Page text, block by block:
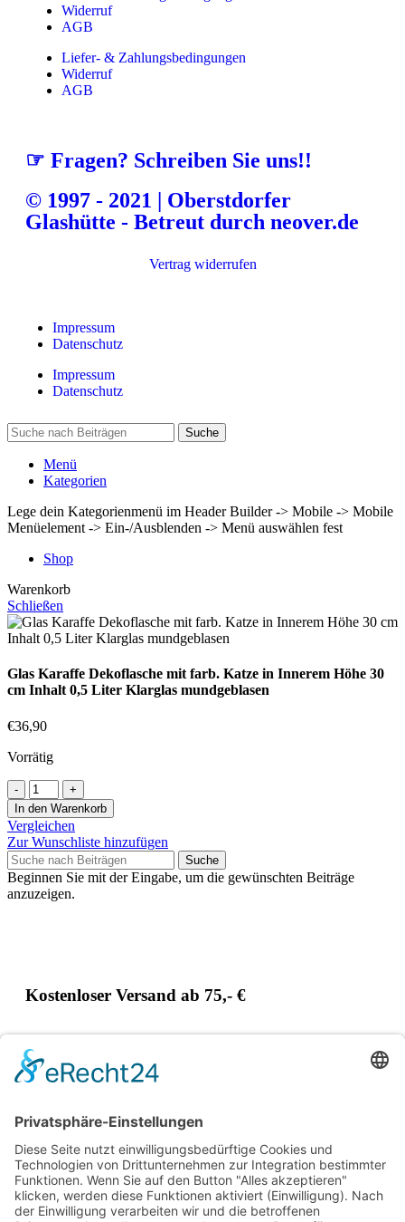
Widerruf
AGB
Liefer- & Zahlungsbedingungen
Widerruf
AGB
☞ Fragen? Schreiben Sie uns!!
© 1997 - 2021 | Oberstdorfer
Glashütte - Betreut durch neover.de
Vertrag widerrufen
Impressum
Datenschutz
Impressum
Datenschutz
Suche
Menü
Kategorien
Lege dein Kategorienmenü im Header Builder -> Mobile -> Mobile
Menüelement -> Ein-/Ausblenden -> Menü auswählen fest
Shop
Warenkorb
Schließen
Glas Karaffe Dekoflasche mit farb. Katze in Innerem Höhe 30
cm Inhalt 0,5 Liter Klarglas mundgeblasen
€36,90
Vorrätig
In den Warenkorb
Vergleichen
Zur Wunschliste hinzufügen
Suche
Beginnen Sie mit der Eingabe, um die gewünschten Beiträge
anzuzeigen.
Kostenloser Versand ab 75,- €
Handgefertigt in Europa